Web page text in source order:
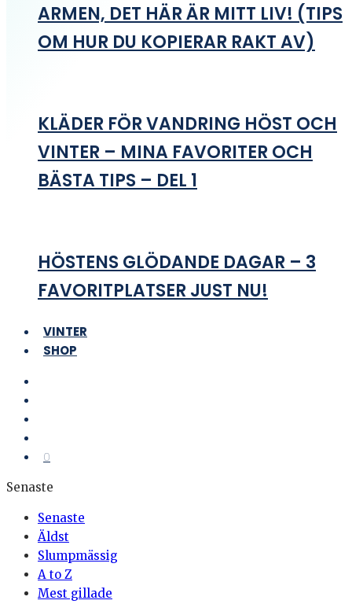
ARMEN, DET HÄR ÄR MITT LIV! (TIPS
OM HUR DU KOPIERAR RAKT AV)
KLÄDER FÖR VANDRING HÖST OCH
VINTER – MINA FAVORITER OCH
BÄSTA TIPS – DEL 1
HÖSTENS GLÖDANDE DAGAR – 3
FAVORITPLATSER JUST NU!
VINTER
SHOP
0
Senaste
Senaste
Äldst
Slumpmässig
A to Z
Mest gillade